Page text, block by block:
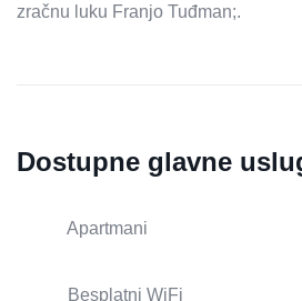
zračnu luku Franjo Tuđman;.
Dostupne glavne
Apartmani
Besplatni WiFi